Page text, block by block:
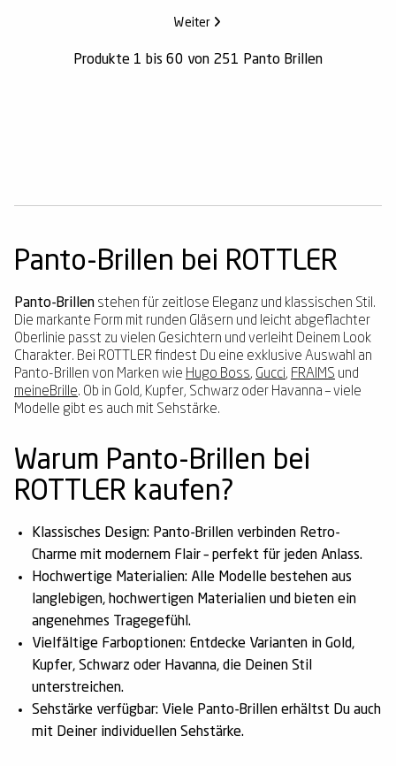
Weiter
Produkte 1 bis 60 von 251 Panto Brillen
Panto-Brillen bei ROTTLER
Panto-Brillen stehen für zeitlose Eleganz und klassischen Stil.
Die markante Form mit runden Gläsern und leicht abgeflachter
Oberlinie passt zu vielen Gesichtern und verleiht Deinem Look
Charakter. Bei ROTTLER findest Du eine exklusive Auswahl an
Panto-Brillen von Marken wie Hugo Boss, Gucci, FRAIMS und
meineBrille. Ob in Gold, Kupfer, Schwarz oder Havanna – viele
Modelle gibt es auch mit Sehstärke.
Warum Panto-Brillen bei
ROTTLER kaufen?
Klassisches Design: Panto-Brillen verbinden Retro-
Charme mit modernem Flair – perfekt für jeden Anlass.
Hochwertige Materialien: Alle Modelle bestehen aus
langlebigen, hochwertigen Materialien und bieten ein
angenehmes Tragegefühl.
Vielfältige Farboptionen: Entdecke Varianten in Gold,
Kupfer, Schwarz oder Havanna, die Deinen Stil
unterstreichen.
Sehstärke verfügbar: Viele Panto-Brillen erhältst Du auch
mit Deiner individuellen Sehstärke.